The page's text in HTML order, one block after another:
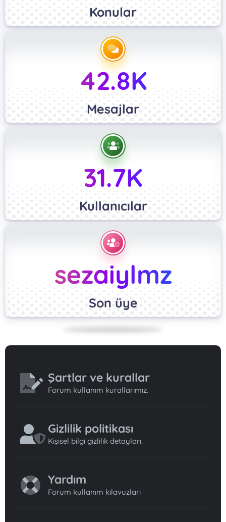
Konular
42.8K
Mesajlar
31.7K
Kullanıcılar
sezaiylmz
Son üye
Şartlar ve kurallar
Forum kullanım kurallarımız.
Gizlilik politikası
Kişisel bilgi gizlilik detayları.
Yardım
Forum kullanım kılavuzları